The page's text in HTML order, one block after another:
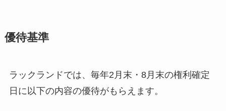
優待基準
ラックランドでは、毎年2月末・8月末の権利確定
日に以下の内容の優待がもらえます。